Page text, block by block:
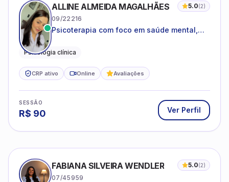
ALLINE ALMEIDA MAGALHÃES 5.0(2)
09/22216
Psicoterapia com foco em saúde mental,
adolescentes e adultos.
Psicologia clínica
CRP ativo Online Avaliações
SESSÃO
R$ 90 Ver Perfil
FABIANA SILVEIRA WENDLER 5.0(2)
07/45959